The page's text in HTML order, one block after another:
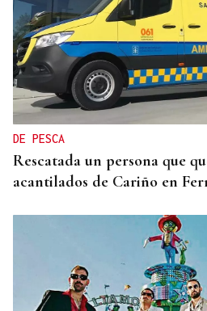
LA REVISTA
La playlist de... Jay Doe
DE PESCA
Rescatada un persona que
acantilados de Cariño en